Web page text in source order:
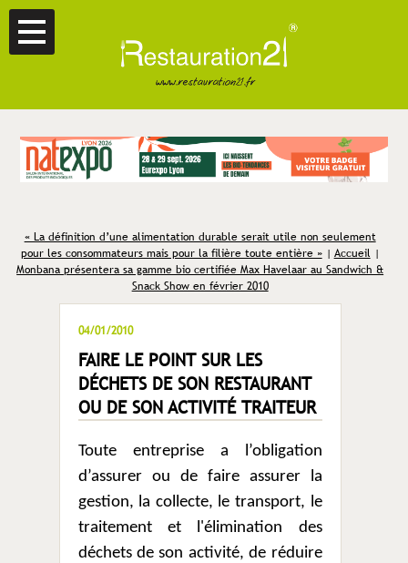
« La définition d’une alimentation durable serait utile non seulement
pour les consommateurs mais pour la filière toute entière »| Accueil |
Monbana présentera sa gamme bio certifiée Max Havelaar au Sandwich &
Snack Show en février 2010
04/01/2010
FAIRE LE POINT SUR LES
DÉCHETS DE SON RESTAURANT
OU DE SON ACTIVITÉ TRAITEUR
Toute entreprise a l’obligation
d’assurer ou de faire assurer la
gestion, la collecte, le transport, le
traitement et l'élimination des
déchets de son activité, de réduire